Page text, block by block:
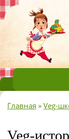
Главная » Veg-
Veg-